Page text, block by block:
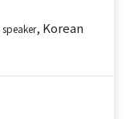
speaker, Korean